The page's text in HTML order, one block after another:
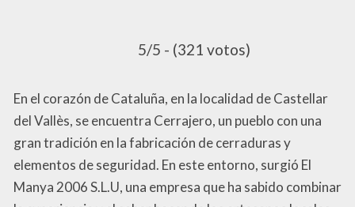
5/5 - (321 votos)
En el corazón de Cataluña, en la localidad de Castellar
del Vallès, se encuentra Cerrajero, un pueblo con una
gran tradición en la fabricación de cerraduras y
elementos de seguridad. En este entorno, surgió El
Manya 2006 S.L.U, una empresa que ha sabido combinar